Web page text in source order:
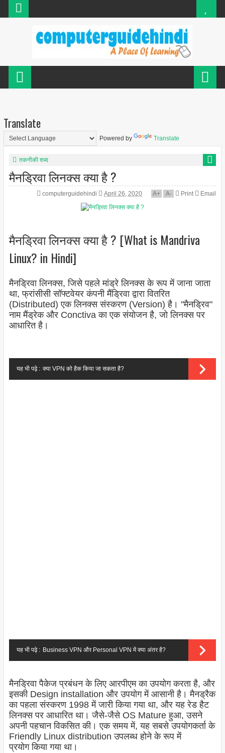
Translate
Powered by Translate
तकनीकी शब्द
मैनड्रिवा लिनक्स क्या है ?
computerguidehindi April 26, 2020 A+ A- Print Email
मैनड्रिवा लिनक्स क्या है ? [What is Mandriva
Linux? in Hindi]
मैनड्रिवा लिनक्स, जिसे पहले मांड्रे लिनक्स के रूप में जाना जाता
था, फ्रांसीसी सॉफ्टवेयर कंपनी मैंड्रिवा द्वारा वितरित
(Distributed) एक लिनक्स संस्करण (Version) है। "मैनड्रिव"
नाम मैंड्रेक और Conctiva का एक संयोजन है, जो लिनक्स पर
आधारित है।
यह भी पढ़े : क्या VPN को हैक किया जा सकता है?
यह भी पढ़े : Business VPN और Personal VPN में क्या अंतर है?
मैनड्रिवा पैकेज प्रबंधन के लिए आरपीएम का उपयोग करता है, और
इसकी Design installation और उपयोग में आसानी है। मैनड्रैक
का पहला संस्करण 1998 में जारी किया गया था, और यह रेड हैट
लिनक्स पर आधारित था। जैसे-जैसे OS Mature हुआ, उसने
अपनी पहचान विकसित की। एक समय में, यह सबसे उपयोगकर्ता के
Friendly Linux distribution उपलब्ध होने के रूप में
प्रयोग किया गया था।